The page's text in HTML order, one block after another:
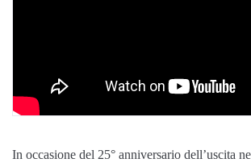
In occasione del 25° anniversario dell’uscita